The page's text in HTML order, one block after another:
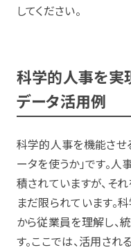
してください。
科学的人事を実
データ活用例
科学的人事を機能させ
ータを使うか」です。
積されていますが、そ
まだ限られています。
から従業員を理解し、
す。ここでは、活用され